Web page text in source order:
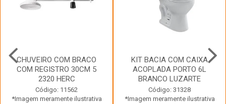
CHUVEIRO COM BRACO
COM REGISTRO 30CM 5
2320 HERC
Código: 11562
*Imagem meramente ilustrativa
KIT BACIA COM CAIXA
ACOPLADA PORTO 6L
BRANCO LUZARTE
Código: 31328
*Imagem meramente ilustrativa